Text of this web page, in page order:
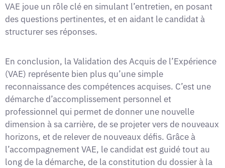
VAE joue un rôle clé en simulant l’entretien, en posant
des questions pertinentes, et en aidant le candidat à
structurer ses réponses.
En conclusion, la Validation des Acquis de l’Expérience
(VAE) représente bien plus qu’une simple
reconnaissance des compétences acquises. C’est une
démarche d’accomplissement personnel et
professionnel qui permet de donner une nouvelle
dimension à sa carrière, de se projeter vers de nouveaux
horizons, et de relever de nouveaux défis. Grâce à
l’accompagnement VAE, le candidat est guidé tout au
long de la démarche, de la constitution du dossier à la